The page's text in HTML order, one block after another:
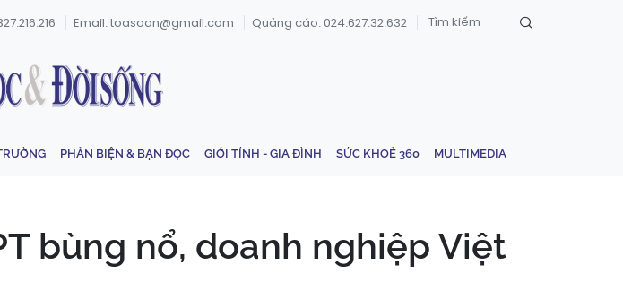
Email: toasoan@gmail.com Quảng cáo: 024.627.32.632
PHẢN BIỆN & BẠN ĐỌC GIỚI TÍNH - GIA ĐÌNH SỨC KHOẺ 360 MULTIMEDIA
bùng nổ, doanh nghiệp Việt